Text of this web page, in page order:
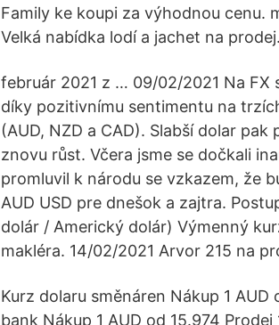
Family ke koupi za výhodnou cenu.
Velká nabídka lodí a jachet na prodej.
február 2021 z … 09/02/2021 Na FX
díky pozitivnímu sentimentu na
(AUD, NZD a CAD). Slabší dolar
znovu růst. Včera jsme se dočkali
promluvil k národu se vzkazem, že
AUD USD pre dnešok a zajtra.
dolár / Americký dolár) Výmenný
makléra. 14/02/2021 Arvor 215 na
Kurz dolaru směnáren Nákup 1 AUD
bank Nákup 1 AUD od 15.974